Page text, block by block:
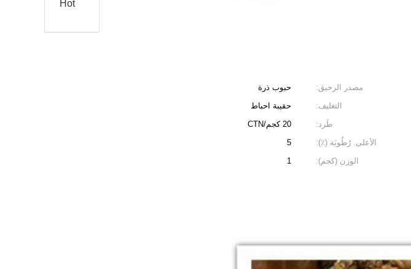
مصدر الرحيق:
حبوب ذرة
التغليف:
حقيبة احباط
طَرد:
20 كجم/CTN
الأعلى. رُطُوبَة (٪):
5
الوزن (كجم): 1